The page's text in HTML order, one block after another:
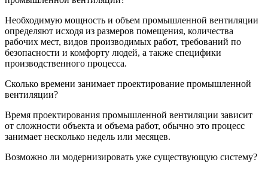
Необходимую мощность и объем промышленной вентиляции
определяют исходя из размеров помещения, количества
рабочих мест, видов производимых работ, требований по
безопасности и комфорту людей, а также специфики
производственного процесса.
Сколько времени занимает проектирование промышленной
вентиляции?
Время проектирования промышленной вентиляции зависит
от сложности объекта и объема работ, обычно это процесс
занимает несколько недель или месяцев.
Возможно ли модернизировать уже существующую систему?